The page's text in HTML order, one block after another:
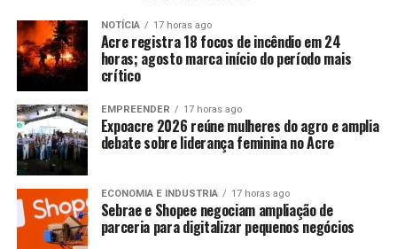
NOTÍCIA 17 horas ago
Acre registra 18 focos de incêndio em 24
horas; agosto marca início do período mais
crítico
EMPREENDER 17 horas ago
Expoacre 2026 reúne mulheres do agro e amplia
debate sobre liderança feminina no Acre
ECONOMIA E INDUSTRIA 17 horas ago
Sebrae e Shopee negociam ampliação de
parceria para digitalizar pequenos negócios